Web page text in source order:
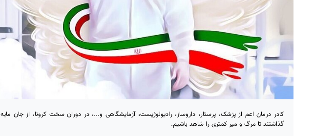
کادر درمان اعم از پزشک، پرستار، داروساز، رادیولوژیست، آزمایشگاهی و...، در دوران سخت کرونا، از جان مایه
گذاشتند تا مرگ و میر کمتری را شاهد باشیم.